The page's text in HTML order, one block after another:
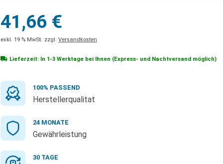
41,66 €
exkl. 19 % MwSt. zzgl. Versandkosten
Lieferzeit: In 1-3 Werktage bei Ihnen (Express- und Nachtversand möglich)
100% PASSEND
Herstellerqualitat
24 MONATE
Gewährleistung
30 TAGE